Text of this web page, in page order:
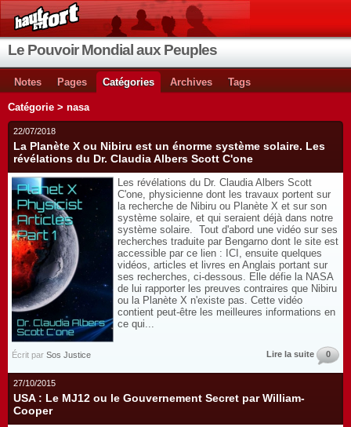
Le Pouvoir Mondial aux Peuples
Notes Pages Catégories Archives Tags
Catégorie > nasa
22/07/2018
La Planète X ou Nibiru est un énorme système solaire. Les
révélations du Dr. Claudia Albers Scott C'one
Les révélations du Dr. Claudia Albers Scott
C'one, physicienne dont les travaux portent sur
la recherche de Nibiru ou Planète X et sur son
système solaire, et qui seraient déjà dans notre
système solaire. Tout d'abord une vidéo sur ses
recherches traduite par Bengarno dont le site est
accessible par ce lien : ICI, ensuite quelques
vidéos, articles et livres en Anglais portant sur
ses recherches, ci-dessous. Elle défie la NASA
de lui rapporter les preuves contraires que Nibiru
ou la Planète X n'existe pas. Cette vidéo
contient peut-être les meilleures informations en
ce qui...
Écrit par Sos Justice Lire la suite 0
27/10/2015
USA : Le MJ12 ou le Gouvernement Secret par William-
Cooper